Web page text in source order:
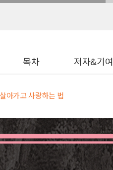
목차 저자&기
아가고 사랑하는 법